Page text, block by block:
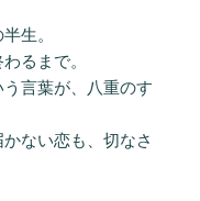
生。
るまで。
言葉が、八重のす
ない恋も、切なさ